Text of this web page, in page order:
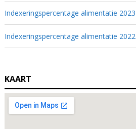
Indexeringspercentage alimentatie 2023
Indexeringspercentage alimentatie 2022
KAART